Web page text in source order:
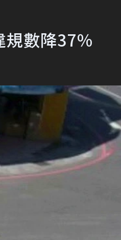
數降37％